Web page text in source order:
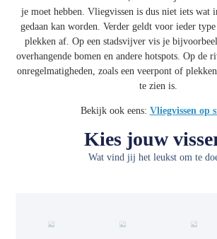
je moet hebben. Vliegvissen is dus niet iets wat
gedaan kan worden. Verder geldt voor ieder
plekken af. Op een stadsvijver vis je
overhangende bomen en andere hotspots. Op de
onregelmatigheden, zoals een veerpont of
te zien is.
Bekijk ook eens: Vliegvissen op
Kies jouw
Wat vind jij het leukst om te